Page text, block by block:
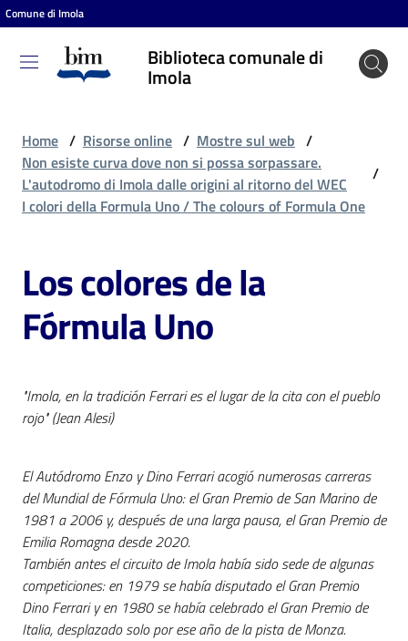
Vai al contenuto
Vai alla navigazione
Vai al footer
Comune di Imola
Biblioteca comunale di
Imola
Biblioteca
comunale
Entra
Cosa
puoi
fare
Scopri
i
Risorse
online
Home / Risorse online / Mostre sul web /
Non esiste curva dove non si possa sorpassare.
L'autodromo di Imola dalle origini al ritorno del WEC
/
I colori della Formula Uno / The colours of Formula One
Los colores de la
Fórmula Uno
"Imola, en la tradición Ferrari es el lugar de la cita con el pueblo
rojo" (Jean Alesi)
El Autódromo Enzo y Dino Ferrari acogió numerosas carreras
del Mundial de Fórmula Uno: el Gran Premio de San Marino de
1981 a 2006 y, después de una larga pausa, el Gran Premio de
Emilia Romagna desde 2020.
También antes el circuito de Imola había sido sede de algunas
competiciones: en 1979 se había disputado el Gran Premio
Dino Ferrari y en 1980 se había celebrado el Gran Premio de
Italia, desplazado solo por ese año de la pista de Monza.